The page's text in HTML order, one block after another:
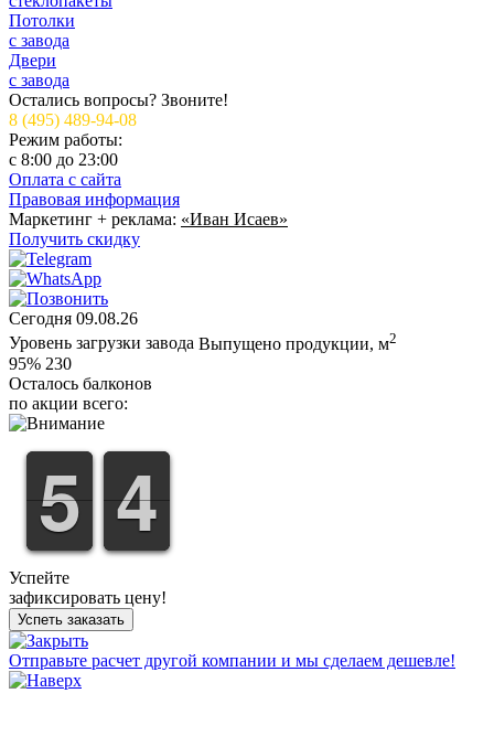
Потолки
с завода
Двери
с завода
Остались вопросы? Звоните!
8 (495) 489-94-08
Режим работы:
c 8:00 до 23:00
Оплата с сайта
Правовая информация
Маркетинг + реклама: «Иван Исаев»
Получить скидку
Сегодня 09.08.26
Уровень загрузки завода Выпущено продукции, м2
95% 230
Осталось балконов
по акции всего:
4
5
5 3
4
4
Успейте
зафиксировать цену!
Успеть заказать
Отправьте расчет другой компании и мы сделаем дешевле!